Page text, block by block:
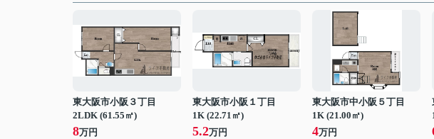
東大阪市小阪３丁目
2LDK (61.55㎡)
8万円
東大阪市小阪１丁目
1K (22.71㎡)
5.2万円
東大阪市中小阪５丁目
1K (21.00㎡)
4万円